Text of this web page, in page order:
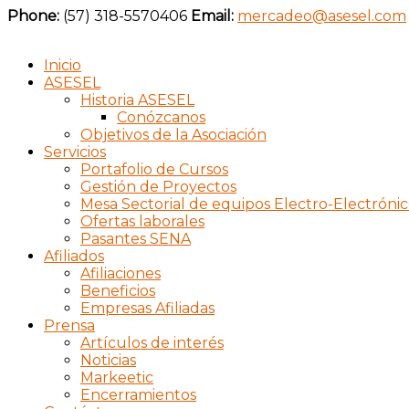
Phone: (57) 318-5570406 Email: mercadeo@asesel.com
Inicio
ASESEL
Historia ASESEL
Conózcanos
Objetivos de la Asociación
Servicios
Portafolio de Cursos
Gestión de Proyectos
Mesa Sectorial de equipos Electro-
Ofertas laborales
Pasantes SENA
Afiliados
Afiliaciones
Beneficios
Empresas Afiliadas
Prensa
Artículos de interés
Noticias
Markeetic
Encerramientos